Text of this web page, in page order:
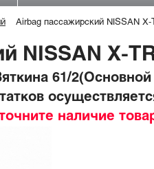
Airbag пассажирский NISSAN
NISSAN X-
61/2(Основной
наличие